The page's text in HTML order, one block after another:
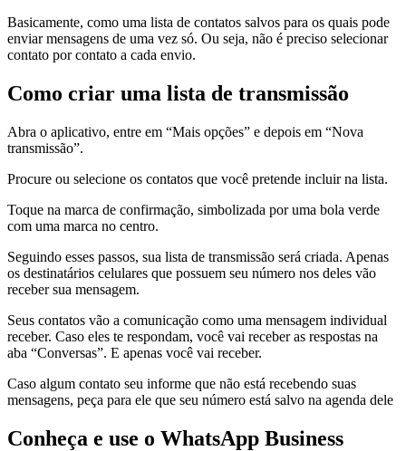
Basicamente, como uma lista de contatos salvos para os quais pode
enviar mensagens de uma vez só. Ou seja, não é preciso selecionar
contato por contato a cada envio.
Como criar uma lista de transmissão
Abra o aplicativo, entre em “Mais opções” e depois em “Nova
transmissão”.
Procure ou selecione os contatos que você pretende incluir na lista.
Toque na marca de confirmação, simbolizada por uma bola verde
com uma marca no centro.
Seguindo esses passos, sua lista de transmissão será criada. Apenas
os destinatários celulares que possuem seu número nos deles vão
receber sua mensagem.
Seus contatos vão a comunicação como uma mensagem individual
receber. Caso eles te respondam, você vai receber as respostas na
aba “Conversas”. E apenas você vai receber.
Caso algum contato seu informe que não está recebendo suas
mensagens, peça para ele que seu número está salvo na agenda dele
Conheça e use o WhatsApp Business